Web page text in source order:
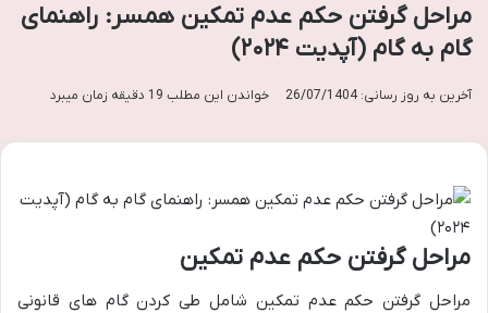
مراحل گرفتن حکم عدم تمکین همسر: راهنمای
گام به گام (آپدیت ۲۰۲۴)
آخرین به روز رسانی: 26/07/1404 خواندن این مطلب 19 دقیقه زمان میبرد
مراحل گرفتن حکم عدم تمکین
مراحل گرفتن حکم عدم تمکین شامل طی کردن گام های قانونی